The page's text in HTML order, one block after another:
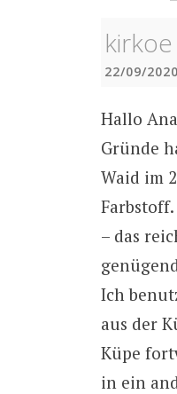
kirkoe
22/09/
Hallo
Gründe
Waid im
– das
Ich
aus der
Küpe
in ein